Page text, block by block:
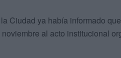
Ciudad ya había informado
al acto institucional